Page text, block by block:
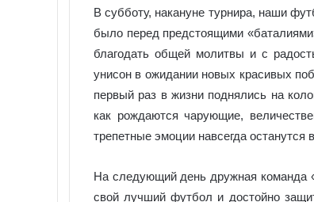
В субботу, накануне турнира, наши
было перед предстоящими
благодать общей молитвы и с
унисон в ожидании новых красивых
первый раз в жизни поднялись на
как рождаются чарующие,
трепетные эмоции навсегда
На следующий день дружная команда
свой лучший футбол и достойно